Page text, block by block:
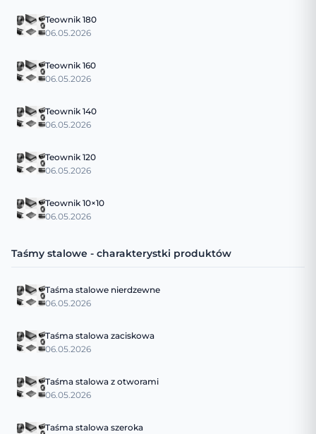
Teownik 180
06.05.2026
Teownik 160
06.05.2026
Teownik 140
06.05.2026
Teownik 120
06.05.2026
Teownik 10×10
06.05.2026
Taśmy stalowe - charakterystki produktów
Taśma stalowe nierdzewne
06.05.2026
Taśma stalowa zaciskowa
06.05.2026
Taśma stalowa z otworami
06.05.2026
Taśma stalowa szeroka